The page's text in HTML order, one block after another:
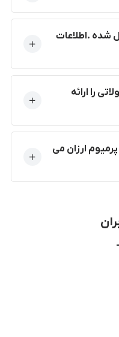
شده .اطلاعات
را ارائه
ارزان می